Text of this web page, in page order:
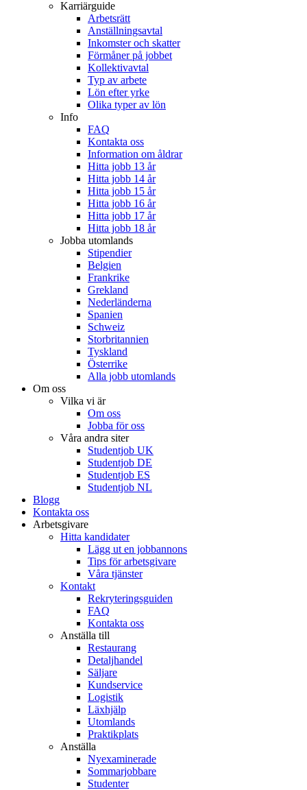
Karriärguide
Arbetsrätt
Anställningsavtal
Inkomster och skatter
Förmåner på jobbet
Kollektivavtal
Typ av arbete
Lön efter yrke
Olika typer av lön
Info
FAQ
Kontakta oss
Information om åldrar
Hitta jobb 13 år
Hitta jobb 14 år
Hitta jobb 15 år
Hitta jobb 16 år
Hitta jobb 17 år
Hitta jobb 18 år
Jobba utomlands
Stipendier
Belgien
Frankrike
Grekland
Nederländerna
Spanien
Schweiz
Storbritannien
Tyskland
Österrike
Alla jobb utomlands
Om oss
Vilka vi är
Om oss
Jobba för oss
Våra andra siter
Studentjob UK
Studentjob DE
Studentjob ES
Studentjob NL
Blogg
Kontakta oss
Arbetsgivare
Hitta kandidater
Lägg ut en jobbannons
Tips för arbetsgivare
Våra tjänster
Kontakt
Rekryteringsguiden
FAQ
Kontakta oss
Anställa till
Restaurang
Detaljhandel
Säljare
Kundservice
Logistik
Läxhjälp
Utomlands
Praktikplats
Anställa
Nyexaminerade
Sommarjobbare
Studenter